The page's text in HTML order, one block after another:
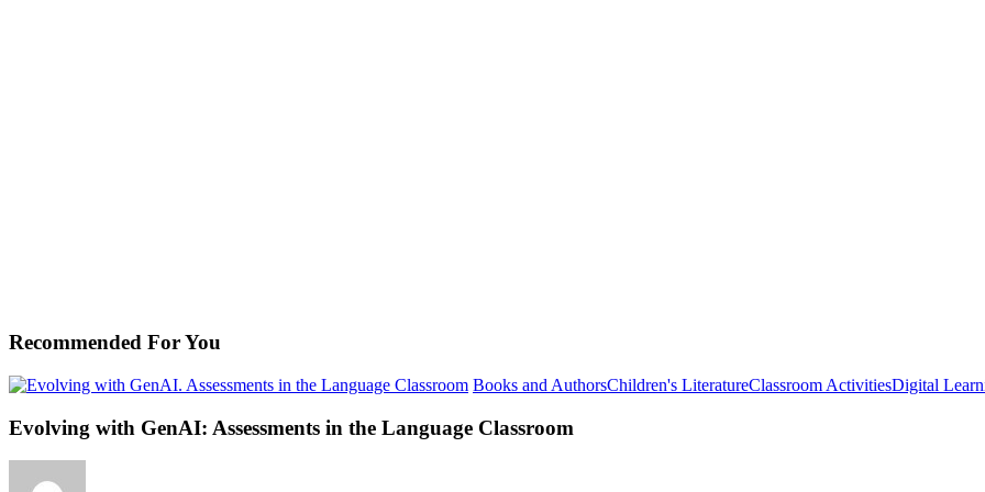
Recommended For You
Books and AuthorsChildren's LiteratureClassroom ActivitiesDigital
Evolving with GenAI: Assessments in the Language Classroom